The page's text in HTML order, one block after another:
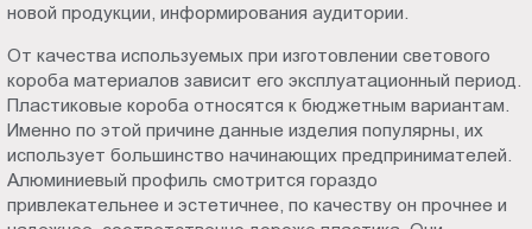
новой продукции, информирования аудитории.
От качества используемых при изготовлении светового
короба материалов зависит его эксплуатационный период.
Пластиковые короба относятся к бюджетным вариантам.
Именно по этой причине данные изделия популярны, их
использует большинство начинающих предпринимателей.
Алюминиевый профиль смотрится гораздо
привлекательнее и эстетичнее, по качеству он прочнее и